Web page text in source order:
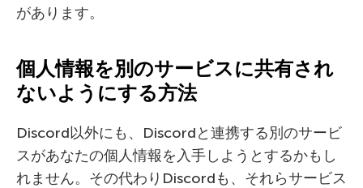
があります。
個人情報を別のサービスに共有され
ないようにする方法
Discord以外にも、Discordと連携する別のサービ
スがあなたの個人情報を入手しようとするかもし
れません。その代わりDiscordも、それらサービス